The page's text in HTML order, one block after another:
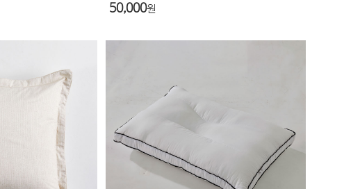
50,000원